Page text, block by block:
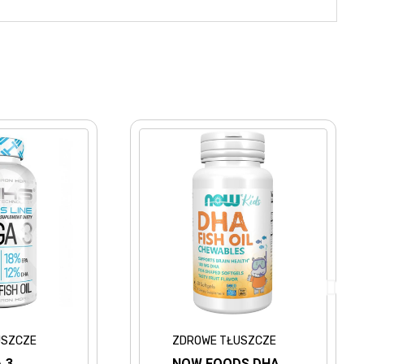
ZDROWE TŁUSZCZE OMEGA 3